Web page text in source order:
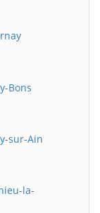
Bons
sur-Ain
la-